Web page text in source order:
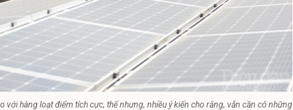
với hàng loạt điểm tích cực, thế nhưng, nhiều ý kiến cho rằng, vẫn cần có những